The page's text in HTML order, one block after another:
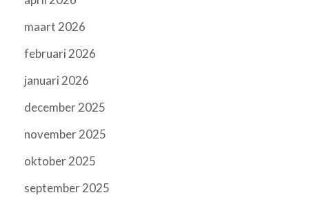
maart 2026
februari 2026
januari 2026
december 2025
november 2025
oktober 2025
september 2025